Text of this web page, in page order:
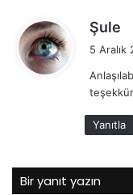
Şule
e
i
k
i
:
5 Aralık
Yanıtla
Bir yanıt yazın